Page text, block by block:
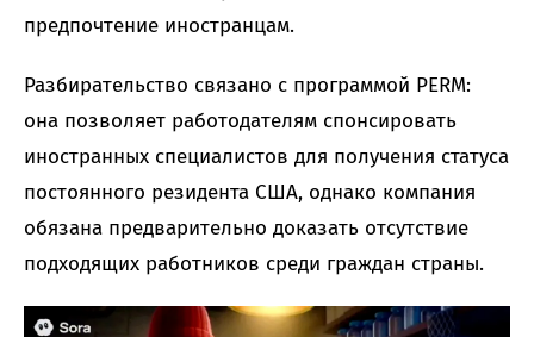
предпочтение иностранцам.
Разбирательство связано с программой PERM:
она позволяет работодателям спонсировать
иностранных специалистов для получения статуса
постоянного резидента США, однако компания
обязана предварительно доказать отсутствие
подходящих работников среди граждан страны.